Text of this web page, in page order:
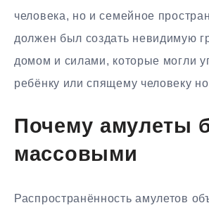
человека, но и семейное
должен был создать невидимую
домом и силами, которые могли
ребёнку или спящему человеку
Почему амулеты
массовыми
Распространённость амулетов